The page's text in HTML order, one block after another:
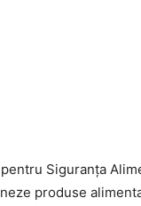
Siguranța
produse